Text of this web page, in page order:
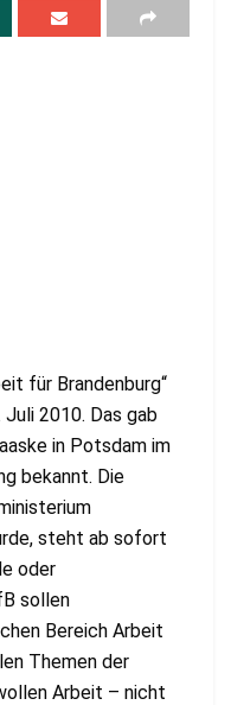
für Brandenburg“
2010. Das gab
in Potsdam im
bekannt. Die
steht ab sofort
oder
sollen
Bereich Arbeit
Themen der
Arbeit – nicht